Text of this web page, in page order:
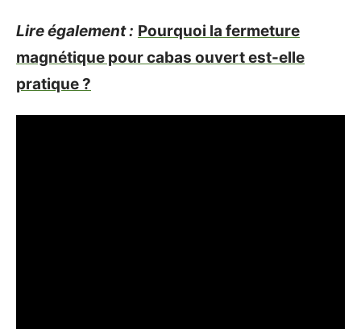
Lire également : Pourquoi la fermeture
magnétique pour cabas ouvert est-elle
pratique ?